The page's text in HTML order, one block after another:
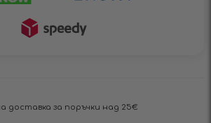
доставка за поръчки над 25€